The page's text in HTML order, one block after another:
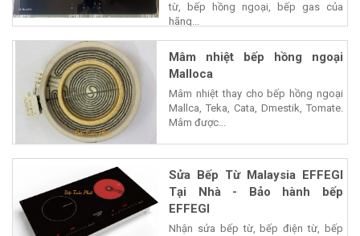
từ, bếp hồng ngoại, bếp gas của
hãng...
Mâm nhiệt bếp hồng ngoại
Malloca
Mâm nhiệt thay cho bếp hồng ngoại
Mallca, Teka, Cata, Dmestik, Tomate.
Mâm được...
Sửa Bếp Từ Malaysia EFFEGI
Tại Nhà - Bảo hành bếp
EFFEGI
Nhận sửa bếp từ, bếp điện từ, bếp